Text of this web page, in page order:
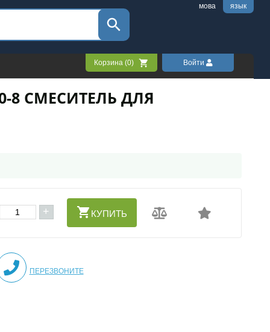
мова язык
Корзина (0) Войти
8 СМЕСИТЕЛЬ ДЛЯ
+ КУПИТЬ
ПЕРЕЗВОНИТЕ